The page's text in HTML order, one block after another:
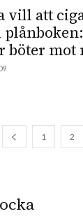
vill att
böter mot
1 2